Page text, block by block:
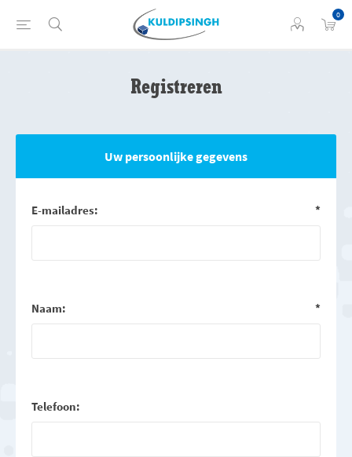
0
Registreren
Uw persoonlijke gegevens
E-mailadres: *
Naam: *
Telefoon: